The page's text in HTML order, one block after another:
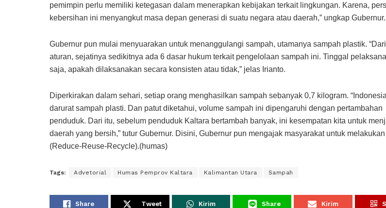
pemimpin perlu memiliki ketegasan dalam menerapkan kebijakan terkait lingkungan. Karena,
kebersihan ini menyangkut masa depan generasi di suatu negara atau daerah,” ungkap Gubernur.
Gubernur pun mulai menyuarakan untuk menanggulangi sampah, utamanya sampah plastik.
aturan, sejatinya sedikitnya ada 6 dasar hukum terkait pengelolaan sampah ini. Tinggal
saja, apakah dilaksanakan secara konsisten atau tidak,” jelas Irianto.
Diperkirakan dalam sehari, setiap orang menghasilkan sampah sebanyak 0,7 kilogram.
darurat sampah plasti. Dan patut diketahui, volume sampah ini dipengaruhi dengan pertambahan
penduduk. Dari itu, sebelum penduduk Kaltara bertambah banyak, ini kesempatan kita untuk
daerah yang bersih,” tutur Gubernur. Disini, Gubernur pun mengajak masyarakat untuk
(Reduce-Reuse-Recycle).(humas)
Tags: Advetorial Humas Pemprov Kaltara Kalimantan Utara Sampah
Share Tweet Kirim Share Kirim